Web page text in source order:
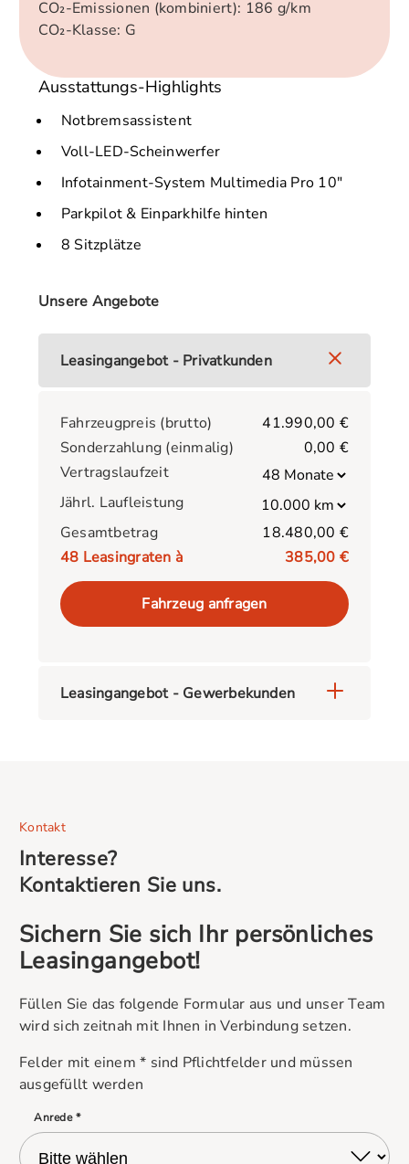
CO₂-Emissionen (kombiniert): 186 g/km
CO₂-Klasse: G
Ausstattungs-Highlights
Notbremsassistent
Voll-LED-Scheinwerfer
Infotainment-System Multimedia Pro 10"
Parkpilot & Einparkhilfe hinten
8 Sitzplätze
Unsere Angebote
Leasingangebot - Privatkunden
Fahrzeugpreis (brutto)
41.990,00 €
Sonderzahlung (einmalig)
0,00 €
Vertragslaufzeit
Jährl. Laufleistung
Gesamtbetrag
18.480,00 €
48 Leasingraten à 385,00 €
Fahrzeug anfragen
Leasingangebot - Gewerbekunden
Kontakt
Interesse?
Kontaktieren Sie uns.
Sichern Sie sich Ihr persönliches
Leasingangebot!
Füllen Sie das folgende Formular aus und unser Team
wird sich zeitnah mit Ihnen in Verbindung setzen.
Felder mit einem * sind Pflichtfelder und müssen
ausgefüllt werden
Anrede *